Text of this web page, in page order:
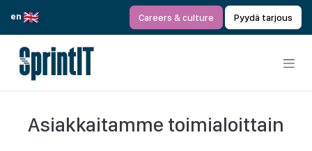
en
Careers & culture Pyydä tarjous
Asiakkaitamme toimialoittain